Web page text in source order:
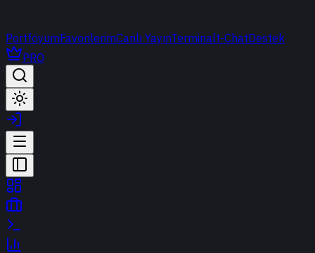
PortföyümFavorilerimCanlı YayınTerminalt-ChatDestek
PRO